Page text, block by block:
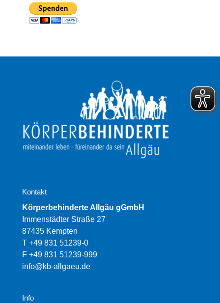
Kontakt
Körperbehinderte Allgäu gGmbH
Immenstädter Straße 27
87435 Kempten
T +49 831 51239-0
F +49 831 51239-999
info@kb-allgaeu.de
Info